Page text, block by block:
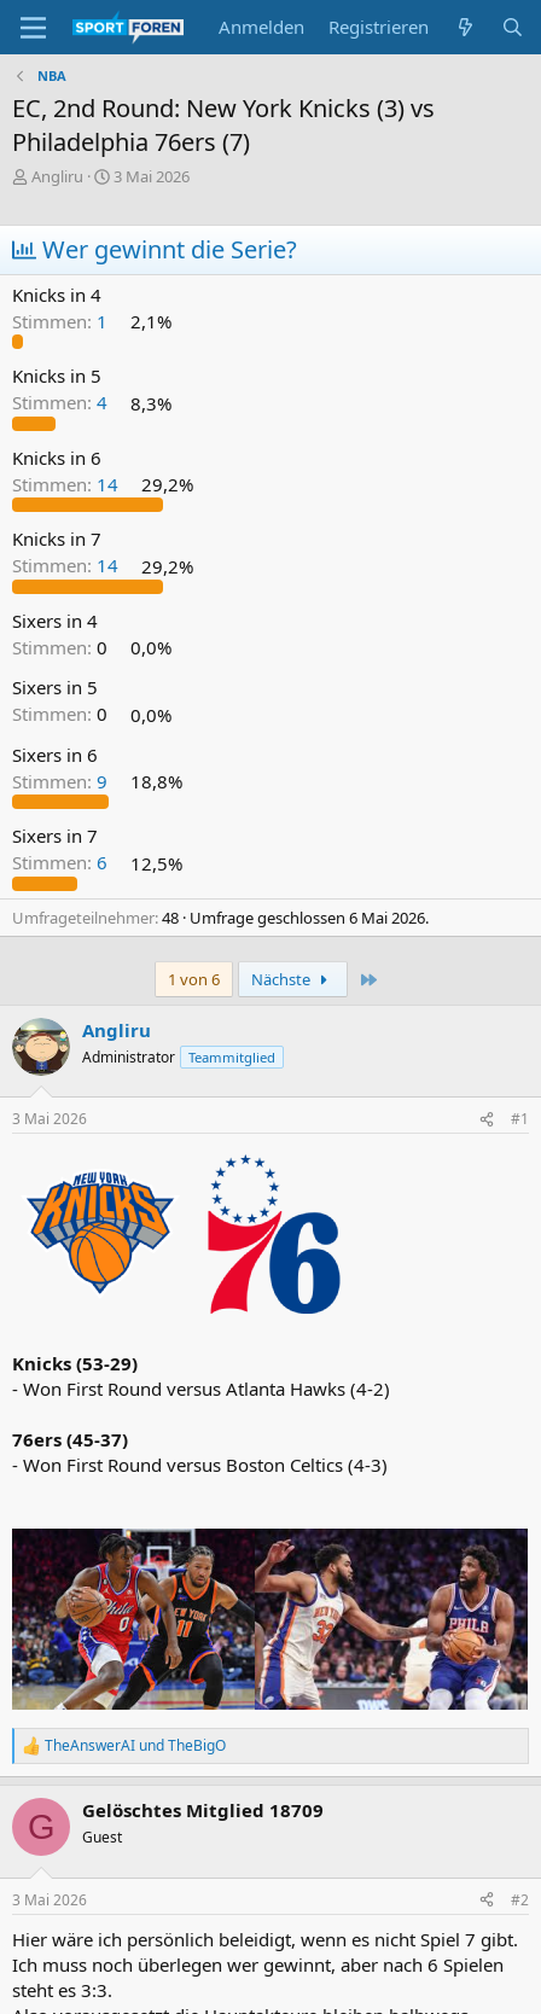
Anmelden Registrieren
NBA
EC, 2nd Round: New York Knicks (3) vs
Philadelphia 76ers (7)
E
t
e
l
e
Angliru
E
t
e
3 Mai 2026
Wer gewinnt die Serie?
Knicks in 4
Stimmen: 1 2,1%
Knicks in 5
Stimmen: 4 8,3%
Knicks in 6
Stimmen: 14 29,2%
Knicks in 7
Stimmen: 14 29,2%
Sixers in 4
Stimmen: 0
0,0%
Sixers in 5
Stimmen: 0
0,0%
Sixers in 6
Stimmen: 9 18,8%
Sixers in 7
Stimmen: 6 12,5%
Umfrageteilnehmer 48 Umfrage geschlossen 6 Mai 2026.
1 von 6 Nächste
Angliru
Administrator Teammitglied
3 Mai 2026 #1
Knicks (53-29)
- Won First Round versus Atlanta Hawks (4-2)
76ers (45-37)
- Won First Round versus Boston Celtics (4-3)
R
e
k
i
e
:
TheAnswerAI undTheBigO
G Gelöschtes Mitglied 18709
Guest
3 Mai 2026 #2
Hier wäre ich persönlich beleidigt, wenn es nicht Spiel 7 gibt.
Ich muss noch überlegen wer gewinnt, aber nach 6 Spielen
steht es 3:3.